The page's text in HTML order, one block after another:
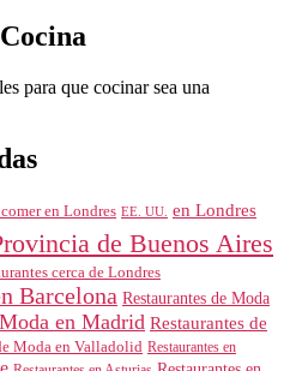
para que cocinar sea una
en Londres EE. UU. en Londres
de Buenos Aires
cerca de Londres
Barcelona Restaurantes de Moda
en Madrid Restaurantes de
Moda en Valladolid Restaurantes en